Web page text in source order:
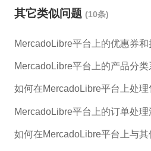
re开店，需要认真熟悉平台政
铺形象，并通过有效的运营方
的选项。 4. 提供准确的商品信息：在平台上销售商品
价格、描述、图片等。 5. 确定合适的售后服务政策：
在平台上出售商品后，要提供
ercadoLibre上开店后，要适
引更多的消费者前来购买商品。 以上是在
re上开店需要注意的几点事项
助。
其它类似问题 (10条)
如何在MercadoLibre平台上处理